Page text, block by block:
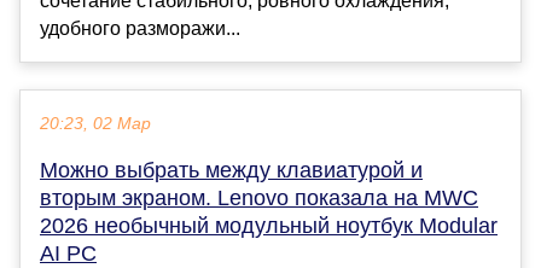
удобного разморажи...
20:23, 02 Мар
Можно выбрать между клавиатурой и
вторым экраном. Lenovo показала на MWC
2026 необычный модульный ноутбук Modular
AI PC